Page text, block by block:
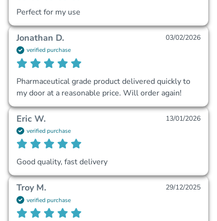
Perfect for my use
Jonathan D. 03/02/2026
verified purchase
Pharmaceutical grade product delivered quickly to
my door at a reasonable price. Will order again!
Eric W. 13/01/2026
verified purchase
Good quality, fast delivery
Troy M. 29/12/2025
verified purchase